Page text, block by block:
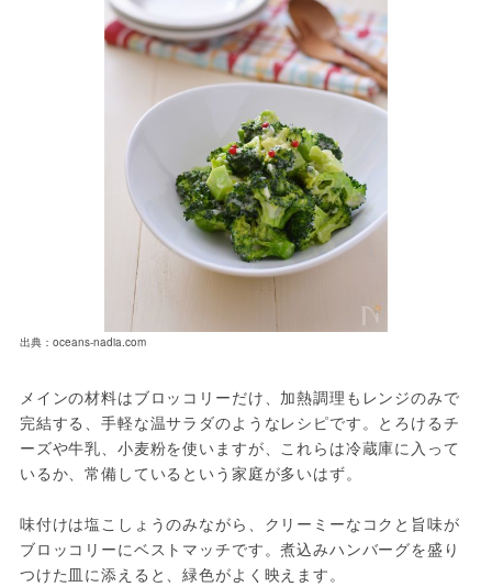
出典：oceans-nadia.com
メインの材料はブロッコリーだけ、加熱調理もレンジのみで
完結する、手軽な温サラダのようなレシピです。とろけるチ
ーズや牛乳、小麦粉を使いますが、これらは冷蔵庫に入って
いるか、常備しているという家庭が多いはず。
味付けは塩こしょうのみながら、クリーミーなコクと旨味が
ブロッコリーにベストマッチです。煮込みハンバーグを盛り
つけた皿に添えると、緑色がよく映えます。